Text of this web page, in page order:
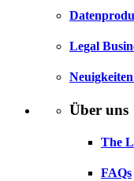
Legal
Über uns
The
FAQs